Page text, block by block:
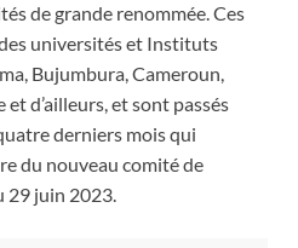
de grande renommée. Ces
universités et Instituts
Bujumbura, Cameroun,
d’ailleurs, et sont passés
derniers mois qui
du nouveau comité de
29 juin 2023.